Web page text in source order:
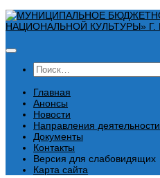
Перейти
к
Найти:
Главная
Анонсы
Новости
Направления деятельности
Документы
Контакты
Версия для слабовидящих
Карта сайта